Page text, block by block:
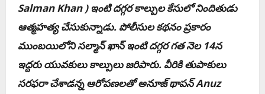
Salman Khan ) ఇంటి ద‌గ్గ‌ర కాల్పుల కేసులో నిందితుడు
ఆత్మ‌హ‌త్య చేసుకున్నాడు. పోలీసుల క‌థ‌నం ప్ర‌కారం
ముంబయిలోని స‌ల్మాన్ ఖాన్ ఇంటి ద‌గ్గ‌ర గ‌త నెల 14న
ఇద్ద‌రు యువ‌కులు కాల్పులు జ‌రిపారు. వీరికి తుపాకులు
స‌ర‌ఫ‌రా చేశాడ‌న్న ఆరోప‌ణ‌ల‌తో అనూజ్ థాప‌న్ Anuz